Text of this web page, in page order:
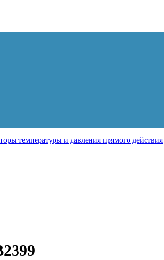
температуры и давления прямого действия